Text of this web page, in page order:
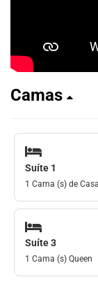
Camas
Suíte 1
1 Cama (s) de
Suíte 3
1 Cama (s) Queen